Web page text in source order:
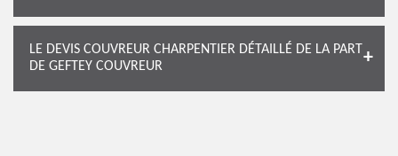
LE DEVIS COUVREUR CHARPENTIER DÉTAILLÉ DE LA PART
DE GEFTEY COUVREUR